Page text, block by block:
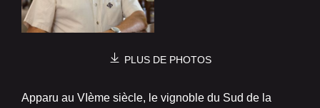
PLUS DE PHOTOS
Apparu au VIème siècle, le vignoble du Sud de la